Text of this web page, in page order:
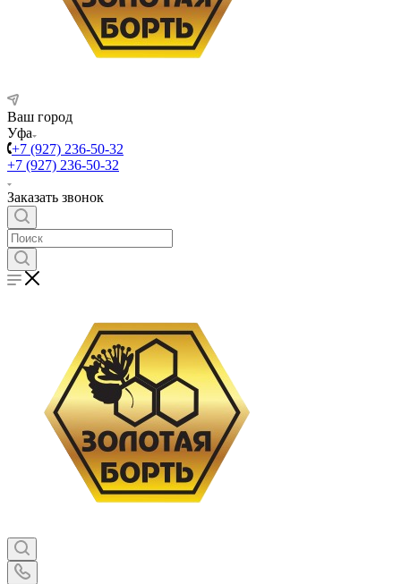
Ваш город
Уфа
+7 (927) 236-50-32
+7 (927) 236-50-32
Заказать звонок